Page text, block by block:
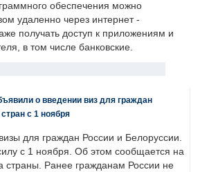
обеспечения можно
удаленно через интернет -
получать доступ к приложениям и
в том числе банковские.
о введении виз для граждан
с 1 ноября
для граждан России и Белоруссии.
с 1 ноября. Об этом сообщается на
страны. Ранее гражданам России не